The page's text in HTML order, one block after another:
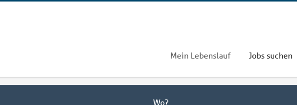
Mein Lebenslauf Jobs suchen
Wo?